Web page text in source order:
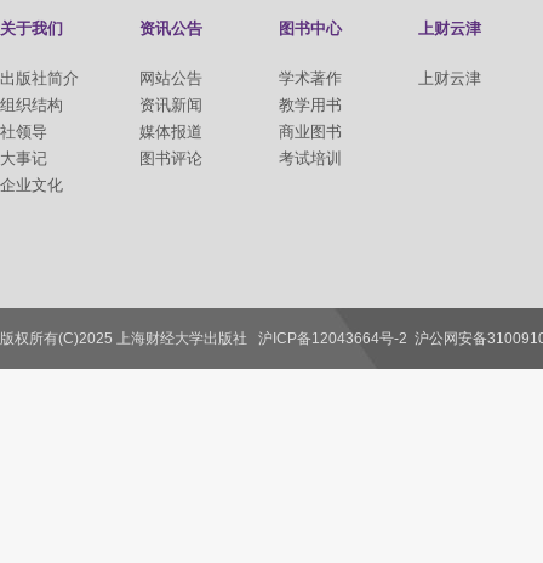
关于我们
出版社简介
组织结构
社领导
大事记
企业文化
资讯公告
网站公告
资讯新闻
媒体报道
图书评论
图书中心
学术著作
教学用书
商业图书
考试培训
上财云津
上财云津
联系我们
版权所有(C)2025 上海财经大学出版社 沪ICP备12043664号-2 沪公网安备